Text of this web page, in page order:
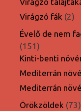
Virágzó fák 22
Évelő de nem
151151
termék
Kinti-benti
Mediterrán
Mediterrán
Örökzöldek 73